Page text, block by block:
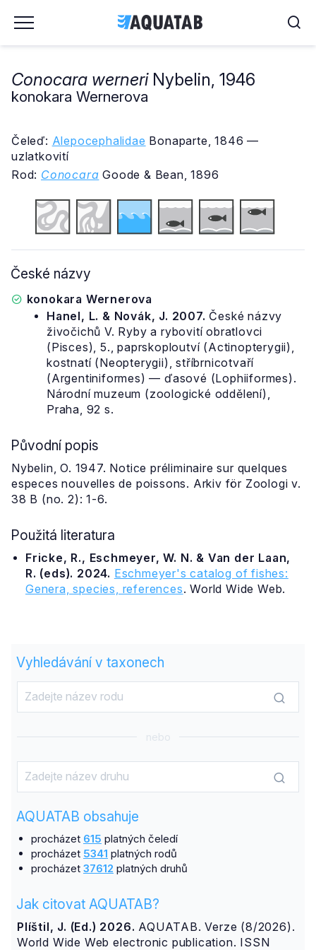
Conocara werneriNybelin, 1946
konokara Wernerova
Čeleď: Alepocephalidae Bonaparte, 1846 —
uzlatkovití
Rod: Conocara Goode & Bean, 1896
České názvy
konokara Wernerova
Hanel, L. & Novák, J. 2007. České názvy
živočichů V. Ryby a rybovití obratlovci
(Pisces), 5., paprskoploutví (Actinopterygii),
kostnatí (Neopterygii), stříbrnicotvaří
(Argentiniformes) — ďasové (Lophiiformes).
Národní muzeum (zoologické oddělení),
Praha, 92 s.
Původní popis
Nybelin, O. 1947. Notice préliminaire sur quelques
especes nouvelles de poissons. Arkiv för Zoologi v.
38 B (no. 2): 1-6.
Použitá literatura
Fricke, R., Eschmeyer, W. N. & Van der Laan,
R. (eds). 2024. Eschmeyer's catalog of fishes:
Genera, species, references. World Wide Web.
Vyhledávání v taxonech
nebo
AQUATAB obsahuje
procházet 615 platných čeledí
procházet 5341 platných rodů
procházet 37612 platných druhů
Jak citovat AQUATAB?
Plíštil, J. (Ed.) 2026. AQUATAB. Verze (8/2026).
World Wide Web electronic publication. ISSN